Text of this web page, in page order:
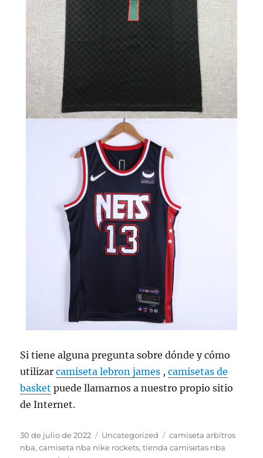
Si tiene alguna pregunta sobre dónde y cómo
utilizarcamiseta lebron james ,camisetas de
basket puede llamarnos a nuestro propio sitio
de Internet.
Publicado
el
30 de julio de 2022 Categorías
Uncategorized Etiquetas
camiseta arbitros
nba,camiseta nba nike rockets,tienda camisetas nba